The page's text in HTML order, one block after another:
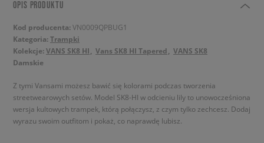
OPIS PRODUKTU
Kod producenta:VN0009QPBUG1
Kategoria:Trampki
Kolekcje:VANS SK8 HI Vans SK8 HI Tapered
VANS SK8
Damskie
Z tymi Vansami możesz bawić się kolorami podczas tworzenia
streetwearowych setów. Model SK8-HI w odcieniu lily to unowocześniona
wersja kultowych trampek, którą połączysz, z czym tylko zechcesz. Dodaj
wyrazu swoim outfitom i pokaż, co naprawdę lubisz.